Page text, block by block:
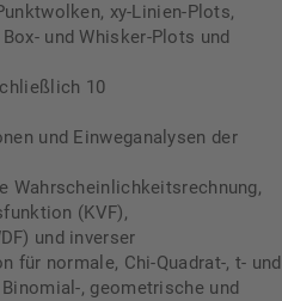
xy-Linien-Plots,
und Whisker-Plots und
10
und Einweganalysen der
Wahrscheinlichkeitsrechnung,
(KVF),
und inverser
für normale, Chi-Quadrat-, t- und
Binomial-, geometrische und